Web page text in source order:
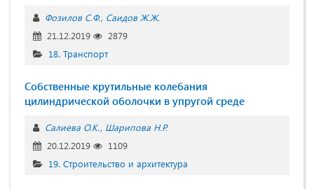
Фозилов С.Ф. Саидов Ж.Ж.
21.12.2019
2879
18. Транспорт
Собственные крутильные колебания
цилиндрической оболочки в упругой среде
Салиева О.К. Шарипова Н.Р.
20.12.2019
1109
19. Строительство и архитектура